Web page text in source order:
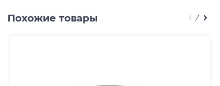
Похожие товары